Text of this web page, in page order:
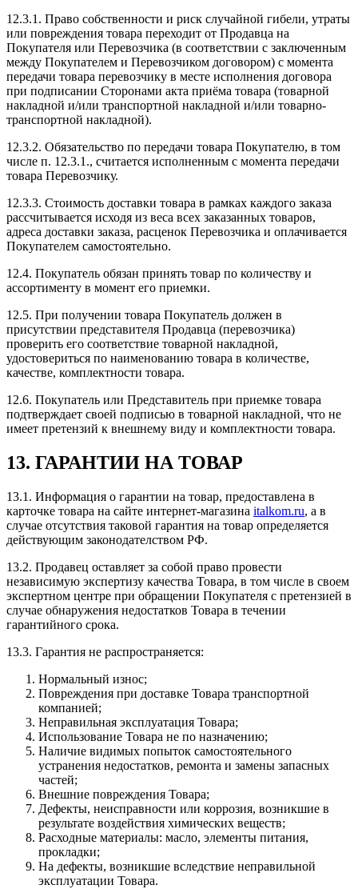
12.3.1. Право собственности и риск случайной гибели, утраты
или повреждения товара переходит от Продавца на
Покупателя или Перевозчика (в соответствии с заключенным
между Покупателем и Перевозчиком договором) с момента
передачи товара перевозчику в месте исполнения договора
при подписании Сторонами акта приёма товара (товарной
накладной и/или транспортной накладной и/или товарно-
транспортной накладной).
12.3.2. Обязательство по передачи товара Покупателю, в том
числе п. 12.3.1., считается исполненным с момента передачи
товара Перевозчику.
12.3.3. Стоимость доставки товара в рамках каждого заказа
рассчитывается исходя из веса всех заказанных товаров,
адреса доставки заказа, расценок Перевозчика и оплачивается
Покупателем самостоятельно.
12.4. Покупатель обязан принять товар по количеству и
ассортименту в момент его приемки.
12.5. При получении товара Покупатель должен в
присутствии представителя Продавца (перевозчика)
проверить его соответствие товарной накладной,
удостовериться по наименованию товара в количестве,
качестве, комплектности товара.
12.6. Покупатель или Представитель при приемке товара
подтверждает своей подписью в товарной накладной, что не
имеет претензий к внешнему виду и комплектности товара.
13. ГАРАНТИИ НА ТОВАР
13.1. Информация о гарантии на товар, предоставлена в
карточке товара на сайте интернет-магазина italkom.ru, а в
случае отсутствия таковой гарантия на товар определяется
действующим законодателством РФ.
13.2. Продавец оставляет за собой право провести
независимую экспертизу качества Товара, в том числе в своем
экспертном центре при обращении Покупателя с претензией в
случае обнаружения недостатков Товара в течении
гарантийного срока.
13.3. Гарантия не распространяется:
Нормальный износ;
Повреждения при доставке Товара транспортной
компанией;
Неправильная эксплуатация Товара;
Использование Товара не по назначению;
Наличие видимых попыток самостоятельного
устранения недостатков, ремонта и замены запасных
частей;
Внешние повреждения Товара;
Дефекты, неисправности или коррозия, возникшие в
результате воздействия химических веществ;
Расходные материалы: масло, элементы питания,
прокладки;
На дефекты, возникшие вследствие неправильной
эксплуатации Товара.